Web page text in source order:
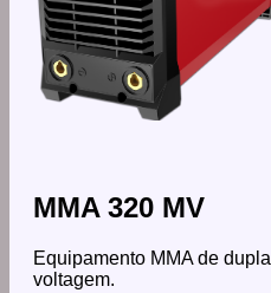
MMA 320 MV
Equipamento MMA de dupla
voltagem.